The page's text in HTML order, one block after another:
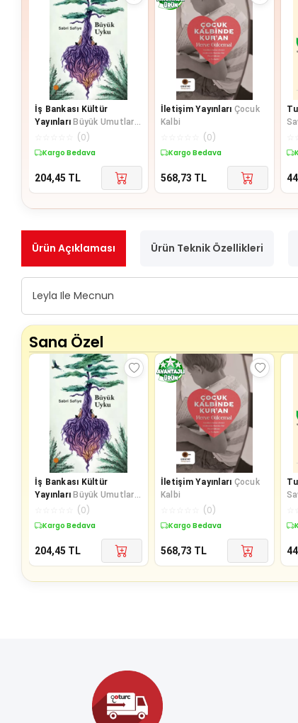
İş Bankası Kültür
Yayınları Büyük Umutlar-
Kısaltılmış Metin
(0)
Kargo Bedava
204,45 TL
İletişim Yayınları Çocuk
Kalbi
(0)
Kargo Bedava
568,73 TL
Ürün Açıklaması Ürün Teknik Özellikleri
Leyla Ile Mecnun
Sana Özel
İş Bankası Kültür
Yayınları Büyük Umutlar-
Kısaltılmış Metin
(0)
Kargo Bedava
204,45 TL
İletişim Yayınları Çocuk
Kalbi
(0)
Kargo Bedava
568,73 TL